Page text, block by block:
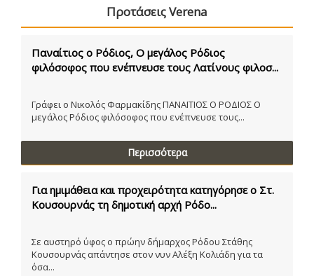
Προτάσεις Verena
Παναίτιος ο Ρόδιος, Ο μεγάλος Ρόδιος
φιλόσοφος που ενέπνευσε τους Λατίνους φιλοσ...
Γράφει ο Νικολός Φαρμακίδης ΠΑΝΑΙΤΙΟΣ Ο ΡΟΔΙΟΣ Ο
μεγάλος Ρόδιος φιλόσοφος που ενέπνευσε τους...
Περισσότερα
Για ημιμάθεια και προχειρότητα κατηγόρησε ο Στ.
Κουσουρνάς τη δημοτική αρχή Ρόδο...
Σε αυστηρό ύφος ο πρώην δήμαρχος Ρόδου Στάθης
Κουσουρνάς απάντησε στον νυν Αλέξη Κολιάδη για τα
όσα...